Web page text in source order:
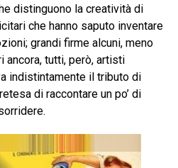
distinguono la creatività di
che hanno saputo inventare
grandi firme alcuni, meno
tutti, però, artisti
indistintamente il tributo di
di raccontare un po’ di